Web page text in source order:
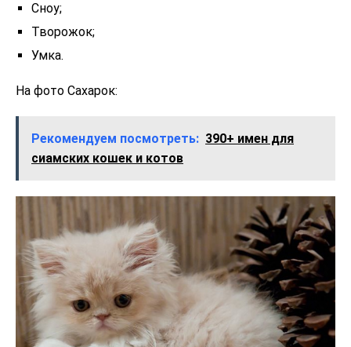
Сноу;
Творожок;
Умка.
На фото Сахарок:
Рекомендуем посмотреть: 390+ имен для
сиамских кошек и котов